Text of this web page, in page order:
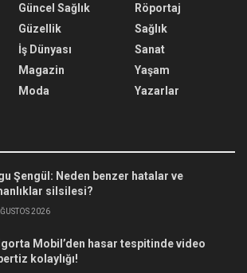
Güncel Sağlık
Güzellik
İş Dünyası
Magazin
Moda
Röportaj
Sağlık
Sanat
Yaşam
Yazarlar
Şengül: Neden benzer hatalar ve
silsilesi?
2026
Mobil’den hasar tespitinde video
kolaylığı!